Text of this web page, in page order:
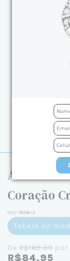
Anel de
Coração
SKU: 28496-14
Tabela de
DeR$169,90 por
R$84,95